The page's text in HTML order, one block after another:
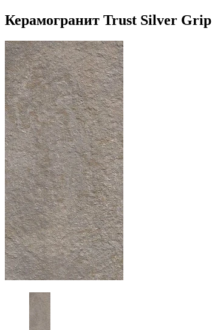
Керамогранит Trust Silver Grip